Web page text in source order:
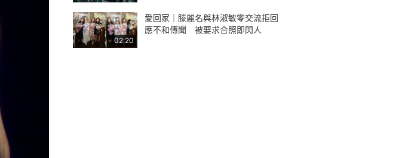
02:20
愛回家｜滕麗名與林淑敏零交流拒回
應不和傳聞 被要求合照即閃人